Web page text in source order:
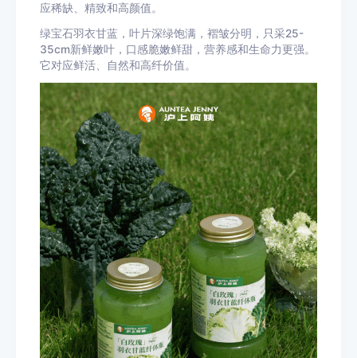
应稀缺、精致和高颜值。
绿宝石羽衣甘蓝，叶片深绿饱满，褶皱分明，只采25-
35cm新鲜嫩叶，口感脆嫩鲜甜，营养感和生命力更强。
它对应鲜活、自然和高纤价值。